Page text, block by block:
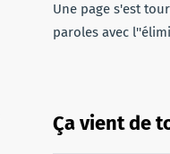
Une page s'est
paroles avec
Ça vient de